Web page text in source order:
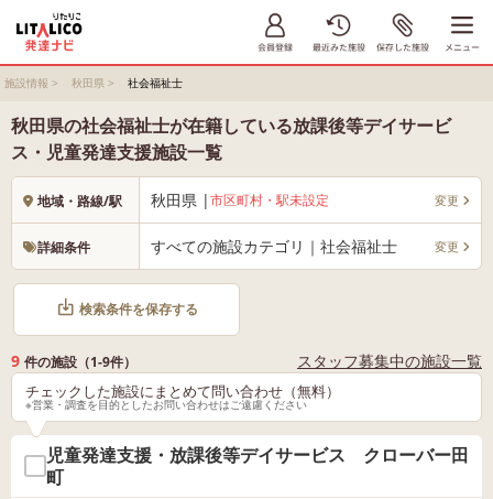
施設情報 > 秋田県 > 社会福祉士
秋田県の社会福祉士が在籍している放課後等デイサービ
ス・児童発達支援施設一覧
地域・路線/駅 秋田県 |市区町村・駅未設定 変更
詳細条件 すべての施設カテゴリ｜社会福祉士 変更
検索条件を保存する
9 件の施設（1-9件） スタッフ募集中の施設一覧
チェックした施設にまとめて問い合わせ（無料）
※営業・調査を目的としたお問い合わせはご遠慮ください
児童発達支援・放課後等デイサービス クローバー田
町